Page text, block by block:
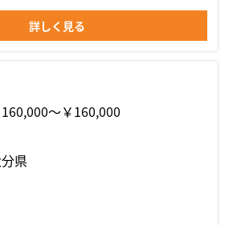
詳しく見る
160,000〜￥160,000
県